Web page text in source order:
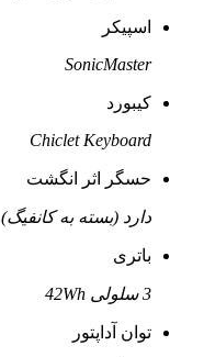
اسپیکر
SonicMaster
کیبورد
Chiclet Keyboard
حسگر اثر انگشت
دارد (بسته به کانفیگ)
باتری
3 سلولی 42Wh
توان آداپتور